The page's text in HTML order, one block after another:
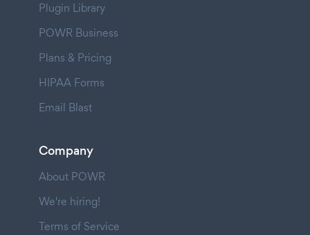
Plugin Library
POWR Business
Plans & Pricing
HIPAA Forms
Email Blast
Company
About POWR
We're hiring!
Terms of Service